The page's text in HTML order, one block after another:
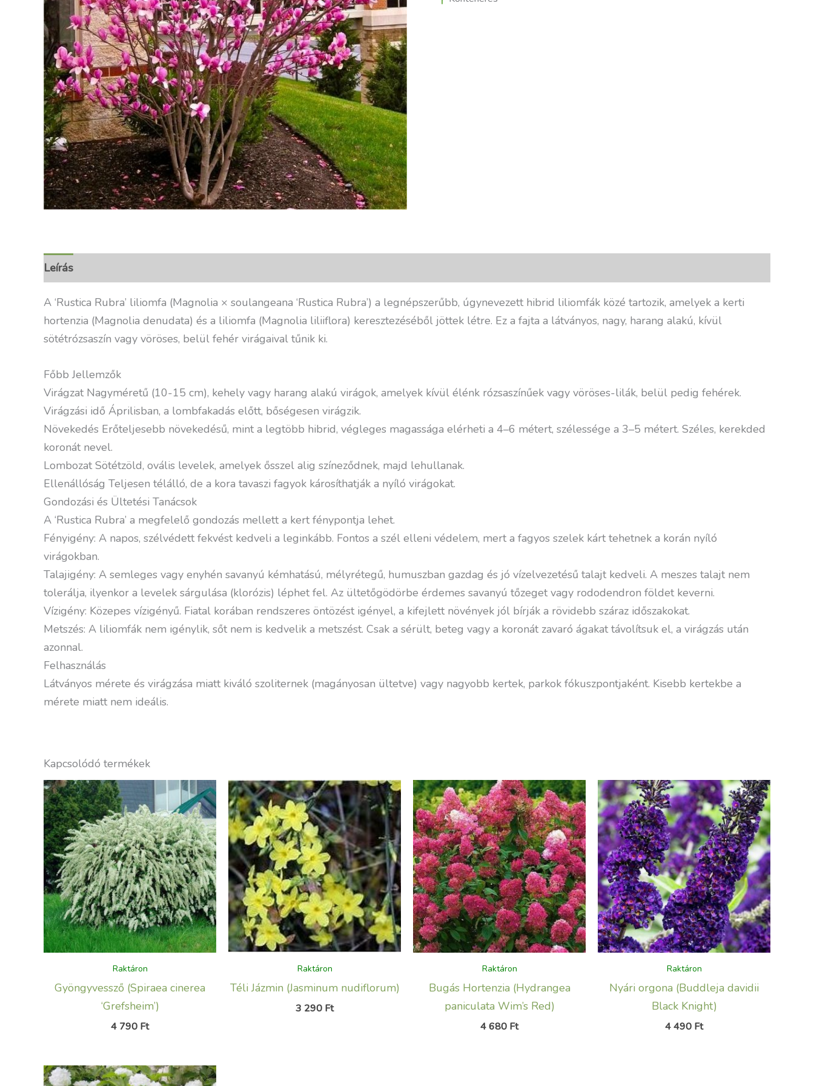
Leírás
A ‘Rustica Rubra’ liliomfa (Magnolia × soulangeana ‘Rustica Rubra’) a legnépszerűbb, úgynevezett hibrid liliomfák közé tartozik, amelyek a kerti
hortenzia (Magnolia denudata) és a liliomfa (Magnolia liliiflora) keresztezéséből jöttek létre. Ez a fajta a látványos, nagy, harang alakú, kívül
sötétrózsaszín vagy vöröses, belül fehér virágaival tűnik ki.
Főbb Jellemzők
Virágzat Nagyméretű (10-15 cm), kehely vagy harang alakú virágok, amelyek kívül élénk rózsaszínűek vagy vöröses-lilák, belül pedig fehérek.
Virágzási idő Áprilisban, a lombfakadás előtt, bőségesen virágzik.
Növekedés Erőteljesebb növekedésű, mint a legtöbb hibrid, végleges magassága elérheti a 4–6 métert, szélessége a 3–5 métert. Széles, kerekded
koronát nevel.
Lombozat Sötétzöld, ovális levelek, amelyek ősszel alig színeződnek, majd lehullanak.
Ellenállóság Teljesen télálló, de a kora tavaszi fagyok károsíthatják a nyíló virágokat.
Gondozási és Ültetési Tanácsok
A ‘Rustica Rubra’ a megfelelő gondozás mellett a kert fénypontja lehet.
Fényigény: A napos, szélvédett fekvést kedveli a leginkább. Fontos a szél elleni védelem, mert a fagyos szelek kárt tehetnek a korán nyíló
virágokban.
Talajigény: A semleges vagy enyhén savanyú kémhatású, mélyrétegű, humuszban gazdag és jó vízelvezetésű talajt kedveli. A meszes talajt nem
tolerálja, ilyenkor a levelek sárgulása (klorózis) léphet fel. Az ültetőgödörbe érdemes savanyú tőzeget vagy rododendron földet keverni.
Vízigény: Közepes vízigényű. Fiatal korában rendszeres öntözést igényel, a kifejlett növények jól bírják a rövidebb száraz időszakokat.
Metszés: A liliomfák nem igénylik, sőt nem is kedvelik a metszést. Csak a sérült, beteg vagy a koronát zavaró ágakat távolítsuk el, a virágzás után
azonnal.
Felhasználás
Látványos mérete és virágzása miatt kiváló szoliternek (magányosan ültetve) vagy nagyobb kertek, parkok fókuszpontjaként. Kisebb kertekbe a
mérete miatt nem ideális.
Kapcsolódó termékek
Raktáron
Gyöngyvessző (Spiraea cinerea
‘Grefsheim’)
4 790 Ft
Raktáron
Téli Jázmin (Jasminum nudiflorum)
3 290 Ft
Raktáron
Bugás Hortenzia (Hydrangea
paniculata Wim’s Red)
4 680 Ft
Raktáron
Nyári orgona (Buddleja davidii
Black Knight)
4 490 Ft